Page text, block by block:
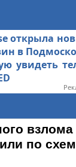
открыла
в
увидеть
по